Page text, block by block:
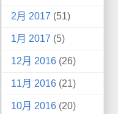
2月 2017 (51)
1月 2017 (5)
12月 2016 (26)
11月 2016 (21)
10月 2016 (20)